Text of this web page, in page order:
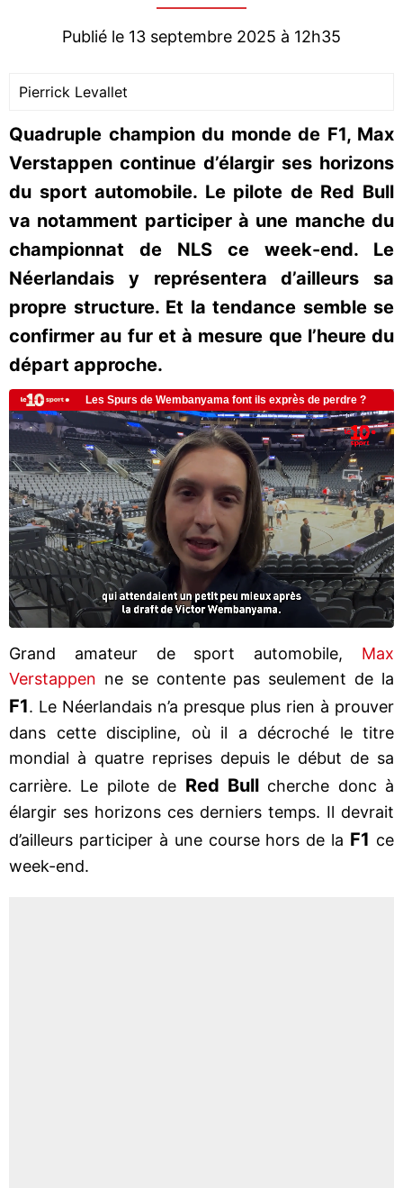
Publié le 13 septembre 2025 à 12h35
Pierrick Levallet
Quadruple champion du monde de F1, Max
Verstappen continue d’élargir ses horizons
du sport automobile. Le pilote de Red Bull
va notamment participer à une manche du
championnat de NLS ce week-end. Le
Néerlandais y représentera d’ailleurs sa
propre structure. Et la tendance semble se
confirmer au fur et à mesure que l’heure du
départ approche.
Grand amateur de sport automobile, Max
Verstappen ne se contente pas seulement de la
F1. Le Néerlandais n’a presque plus rien à prouver
dans cette discipline, où il a décroché le titre
mondial à quatre reprises depuis le début de sa
carrière. Le pilote de Red Bull cherche donc à
élargir ses horizons ces derniers temps. Il devrait
d’ailleurs participer à une course hors de la F1 ce
week-end.